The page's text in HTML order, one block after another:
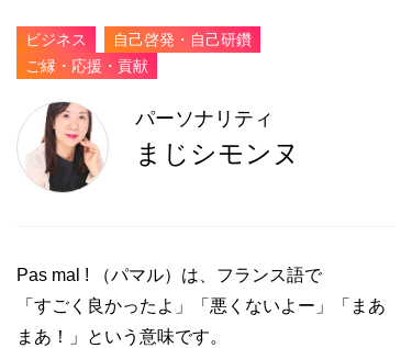
ビジネス
自己啓発・自己研鑽
ご縁・応援・貢献
パーソナリティ
まじシモンヌ
Pas mal !
（パマル）は、フランス語で
「すごく良かったよ」「悪くないよー」「まあ
まあ！」という意味です。